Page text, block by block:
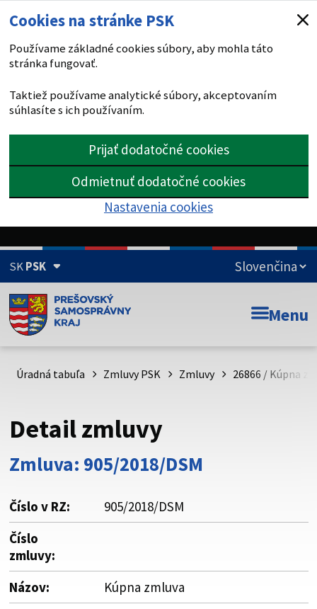
Cookies na stránke PSK
Používame základné cookies súbory, aby mohla táto
stránka fungovať.
Taktiež používame analytické súbory, akceptovaním
súhlasíte s ich používaním.
Prijať dodatočné cookies
Odmietnuť dodatočné cookies
Nastavenia cookies
SKPSK
Doména psk.sk je oficiálna
Toto je oficiálna webová stránka Prešovského
psk.sk.
Buďte pozorní a vždy sa uistite, že zdieľate informácie iba
cez zabezpečenú webovú stránku. Zabezpečená stránka
vždy začína https:// pred názvom domény webového sídla.
Menu
Úradná tabuľa Zmluvy PSK Zmluvy 26866 / Kúpna
Detail zmluvy
Zmluva: 905/2018/DSM
Číslo v RZ:
905/2018/DSM
Číslo
zmluvy:
Názov:
Kúpna zmluva